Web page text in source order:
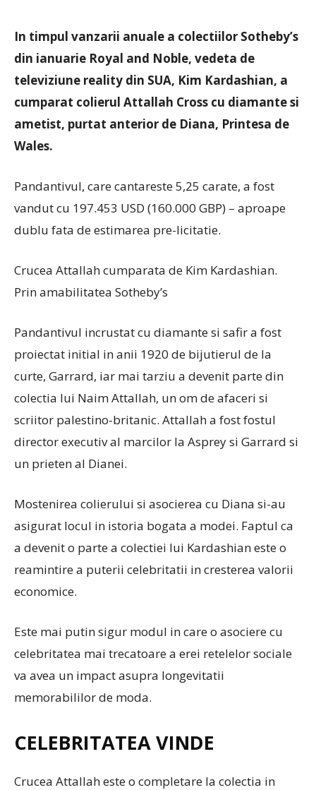
In timpul vanzarii anuale a colectiilor Sotheby’s
din ianuarie Royal and Noble, vedeta de
televiziune reality din SUA, Kim Kardashian, a
cumparat colierul Attallah Cross cu diamante si
ametist, purtat anterior de Diana, Printesa de
Wales.
Pandantivul, care cantareste 5,25 carate, a fost
vandut cu 197.453 USD (160.000 GBP) – aproape
dublu fata de estimarea pre-licitatie.
Crucea Attallah cumparata de Kim Kardashian.
Prin amabilitatea Sotheby’s
Pandantivul incrustat cu diamante si safir a fost
proiectat initial in anii 1920 de bijutierul de la
curte, Garrard, iar mai tarziu a devenit parte din
colectia lui Naim Attallah, un om de afaceri si
scriitor palestino-britanic. Attallah a fost fostul
director executiv al marcilor la Asprey si Garrard si
un prieten al Dianei.
Mostenirea colierului si asocierea cu Diana si-au
asigurat locul in istoria bogata a modei. Faptul ca
a devenit o parte a colectiei lui Kardashian este o
reamintire a puterii celebritatii in cresterea valorii
economice.
Este mai putin sigur modul in care o asociere cu
celebritatea mai trecatoare a erei retelelor sociale
va avea un impact asupra longevitatii
memorabililor de moda.
CELEBRITATEA VINDE
Crucea Attallah este o completare la colectia in